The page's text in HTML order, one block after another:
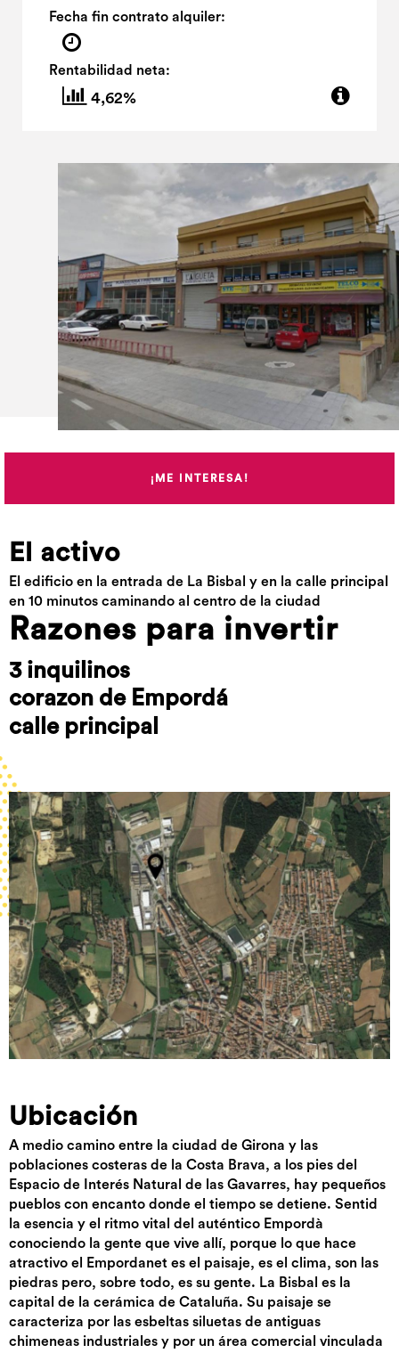
Fecha fin contrato alquiler:
Rentabilidad neta:
4,62%
¡ME INTERESA!
El activo
El edificio en la entrada de La Bisbal y en la calle principal
en 10 minutos caminando al centro de la ciudad
Razones para invertir
3 inquilinos
corazon de Empordá
calle principal
Ubicación
A medio camino entre la ciudad de Girona y las
poblaciones costeras de la Costa Brava, a los pies del
Espacio de Interés Natural de las Gavarres, hay pequeños
pueblos con encanto donde el tiempo se detiene. Sentid
la esencia y el ritmo vital del auténtico Empordà
conociendo la gente que vive allí, porque lo que hace
atractivo el Empordanet es el paisaje, es el clima, son las
piedras pero, sobre todo, es su gente. La Bisbal es la
capital de la cerámica de Cataluña. Su paisaje se
caracteriza por las esbeltas siluetas de antiguas
chimeneas industriales y por un área comercial vinculada